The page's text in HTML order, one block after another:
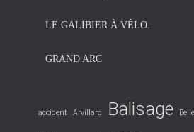
LE GALIBIER À VÉLO.
GRAND ARC
accident Arvillard Balisage